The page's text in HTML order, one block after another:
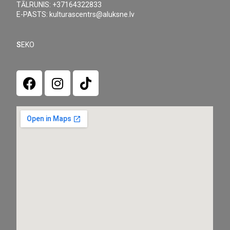
TĀLRUNIS: +37164322833
E-PASTS: kulturascentrs@aluksne.lv
SEKO